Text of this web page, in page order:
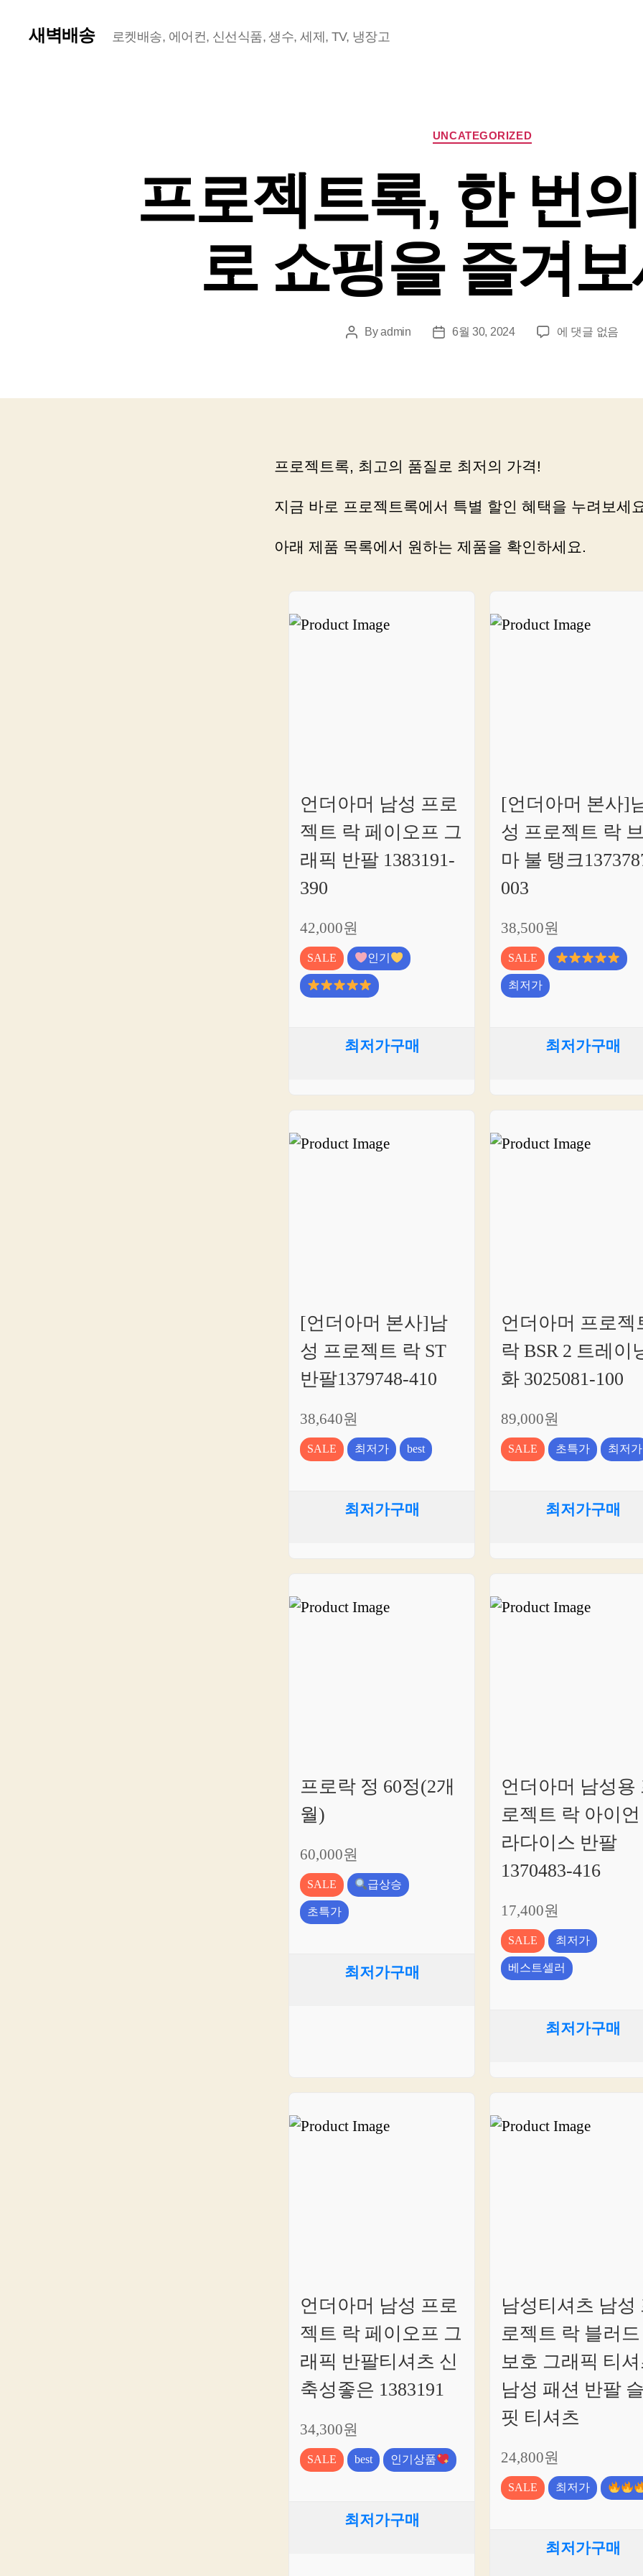
새벽배송 로켓배송, 에어컨, 신선식품, 생수, 세제, TV, 냉장고
Categories
UNCATEGORIZED
프로젝트록, 한 번
로 쇼핑을 즐겨
PostByadmin
Post6월 30, 2024
프
록,
으
쇼
핑
즐
보
에 댓글 없음
프로젝트록, 최고의 품질로 최저의 가격!
지금 바로 프로젝트록에서 특별 할인 혜택을 누려보세
아래 제품 목록에서 원하는 제품을 확인하세요.
언더아머 남성 프로
젝트 락 페이오프 그
래픽 반팔 1383191-
390
42,000원
SALE 인기
최저가구매
[언더아머 본사]
성 프로젝트 락
마 불 탱크
003
38,500원
SALE
최저가
최저가구매
[언더아머 본사]남
성 프로젝트 락 ST
반팔1379748-410
38,640원
SALE 최저가 best
최저가구매
언더아머 프로젝
락 BSR 2 트레이
화 3025081-100
89,000원
SALE 초특가 최저가
최저가구매
프로락 정 60정(2개
월)
60,000원
SALE
급상승
초특가
최저가구매
언더아머 남성용
로젝트 락 아이
라다이스 반팔
1370483-416
17,400원
SALE
최저가
베스트셀러
최저가구매
언더아머 남성 프로
젝트 락 페이오프 그
래픽 반팔티셔츠 신
축성좋은 1383191
34,300원
SALE best 인기상품
최저가구매
남성티셔츠 남성
로젝트 락 블러
보호 그래픽 티
남성 패션 반팔
핏 티셔츠
24,800원
SALE 최저가
최저가구매